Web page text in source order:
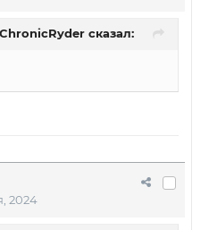
ChronicRyder сказал:
2024